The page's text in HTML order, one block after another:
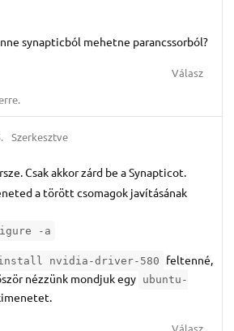
synapticból mehetne parancssorból?
Válasz
Szerkesztve
Csak akkor zárd be a Synapticot.
a törött csomagok javításának
-a
nvidia-driver-580
feltenné,
nézzünk mondjuk egy ubuntu-